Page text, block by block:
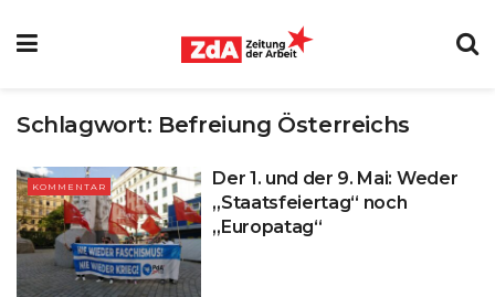
Schlagwort: Befreiung Österreichs
KOMMENTAR
Der 1. und der 9. Mai: Weder
„Staatsfeiertag“ noch
„Europatag“